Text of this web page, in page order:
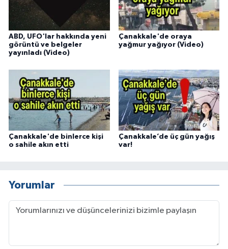
ABD, UFO'lar hakkında yeni
görüntü ve belgeler
yayınladı (Video)
Çanakkale'de oraya
yağmur yağıyor (Video)
Çanakkale'de binlerce kişi
o sahile akın etti
Çanakkale’de üç gün yağış
var!
Yorumlar